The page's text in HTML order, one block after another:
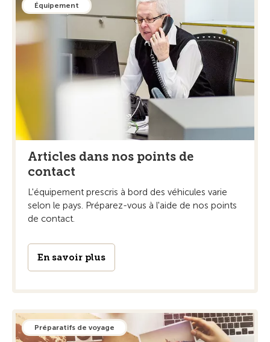
Équipement
Articles dans nos points de
contact
L'équipement prescris à bord des véhicules varie
selon le pays. Préparez-vous à l'aide de nos points
de contact.
En savoir plus
Préparatifs de voyage